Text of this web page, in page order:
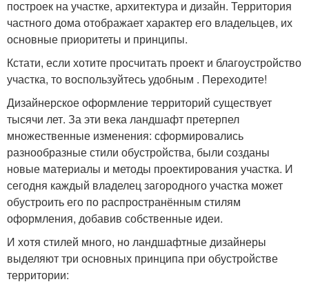
построек на участке, архитектура и дизайн. Территория
частного дома отображает характер его владельцев, их
основные приоритеты и принципы.
Кстати, если хотите просчитать проект и благоустройство
участка, то воспользуйтесь удобным . Переходите!
Дизайнерское оформление территорий существует
тысячи лет. За эти века ландшафт претерпел
множественные изменения: сформировались
разнообразные стили обустройства, были созданы
новые материалы и методы проектирования участка. И
сегодня каждый владелец загородного участка может
обустроить его по распространённым стилям
оформления, добавив собственные идеи.
И хотя стилей много, но ландшафтные дизайнеры
выделяют три основных принципа при обустройстве
территории: